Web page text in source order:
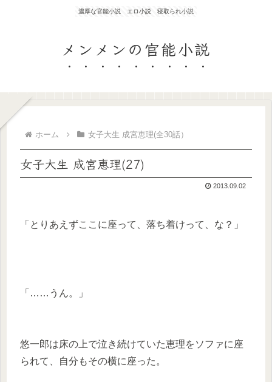
濃厚な官能小説 エロ小説 寝取られ小説
メンメンの官能小説
ホーム 女子大生 成宮恵理(全30話）
女子大生 成宮恵理(27)
2013.09.02
「とりあえずここに座って、落ち着けって、な？」
「……うん。」
悠一郎は床の上で泣き続けていた恵理をソファに座
られて、自分もその横に座った。